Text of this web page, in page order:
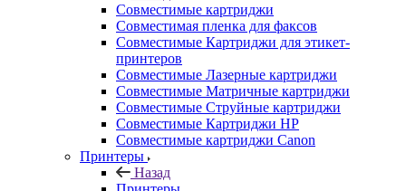
Совместимые картриджи
Совместимая пленка для факсов
Совместимые Картриджи для этикет-
принтеров
Совместимые Лазерные картриджи
Совместимые Матричные картриджи
Совместимые Струйные картриджи
Совместимые Картриджи HP
Совместимые картриджи Canon
Принтеры
Назад